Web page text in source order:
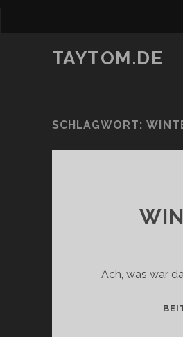
TAYTOM.DE
SCHLAGWORT:
Ach, was war